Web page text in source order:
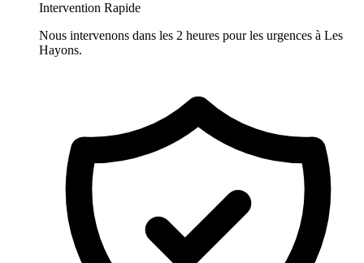
Intervention Rapide
Nous intervenons dans les 2 heures pour les urgences à Les
Hayons.